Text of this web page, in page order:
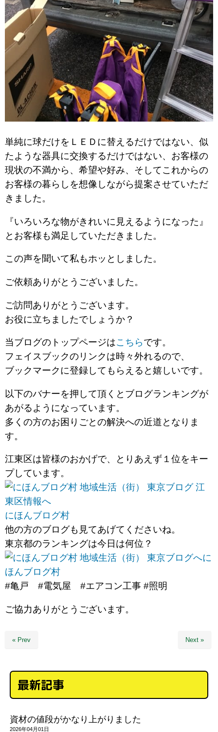
単純に球だけをＬＥＤに替えるだけではない、似
たような器具に交換するだけではない、お客様の
現状の不満から、希望や好み、そしてこれからの
お客様の暮らしを想像しながら提案させていただ
きました。
『いろいろな物がきれいに見えるようになった』
とお客様も満足していただきました。
この声を聞いて私もホッとしました。
ご依頼ありがとうございました。
ご訪問ありがとうございます。
お役に立ちましたでしょうか？
当ブログのトップページはこちらです。
フェイスブックのリンクは時々外れるので、
ブックマークに登録してもらえると嬉しいです。
以下のバナーを押して頂くとブログランキングが
あがるようになっています。
多くの方のお困りごとの解決への近道となりま
す。
江東区は皆様のおかげで、とりあえず１位をキー
プしています。
にほんブログ村
他の方のブログも見てあげてくださいね。
東京都のランキングは今日は何位？
に
ほんブログ村
#亀戸 #電気屋 #エアコン工事 #照明
ご協力ありがとうございます。
« Prev Next »
最新記事
資材の値段がかなり上がりました
2026年04月01日